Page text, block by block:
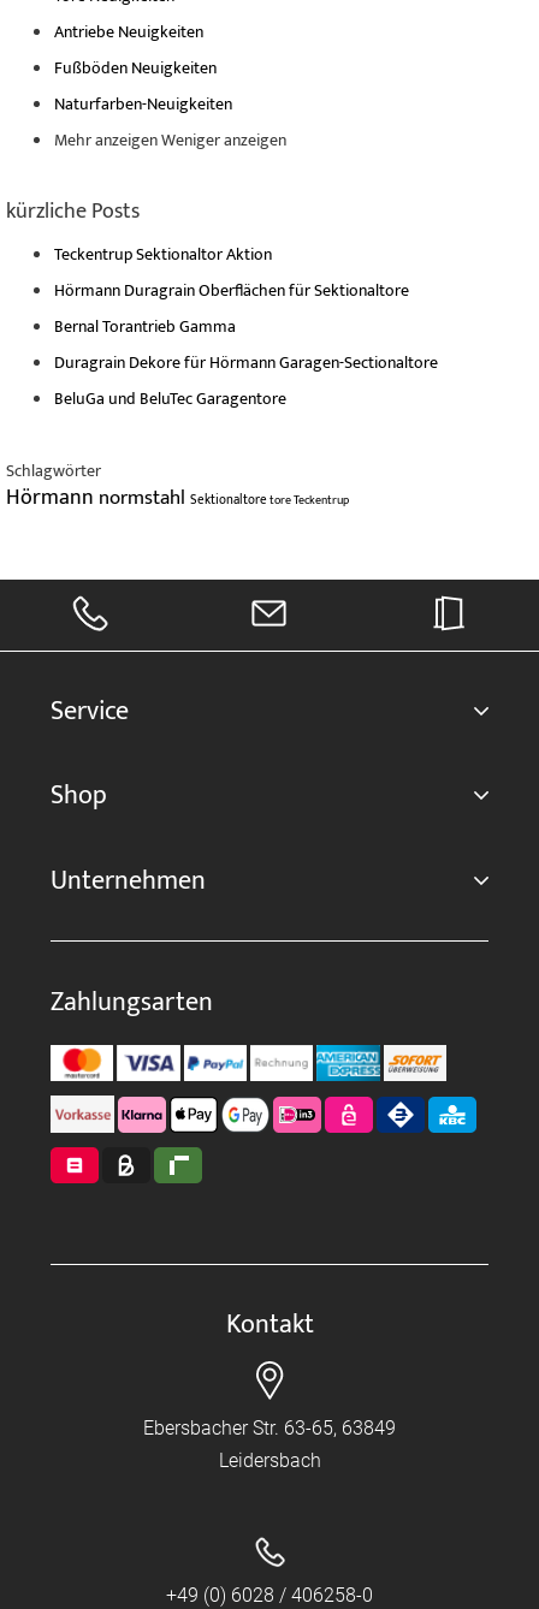
Antriebe Neuigkeiten
Fußböden Neuigkeiten
Naturfarben-Neuigkeiten
Mehr anzeigenWeniger anzeigen
kürzliche Posts
Teckentrup Sektionaltor Aktion
Hörmann Duragrain Oberflächen für Sektionaltore
Bernal Torantrieb Gamma
Duragrain Dekore für Hörmann Garagen-Sectionaltore
BeluGa und BeluTec Garagentore
Schlagwörter
Hörmann normstahl SektionaltoretoreTeckentrup
Service
Shop
Unternehmen
Zahlungsarten
Kontakt
Ebersbacher Str. 63-65, 63849
Leidersbach
+49 (0) 6028 / 406258-0